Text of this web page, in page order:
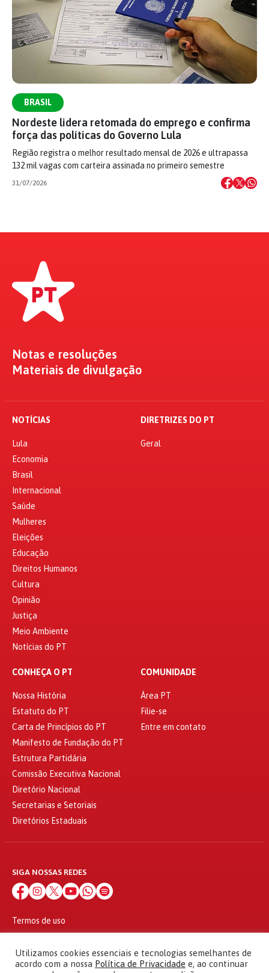
BRASIL
Nordeste lidera retomada do emprego e confirma
força das políticas do Governo Lula
Região registra o melhor resultado mensal de 2026 e ultrapassa
132 mil vagas com carteira assinada no primeiro semestre
31/07/2026
Notas e resoluções
Materiais de divulgação
NOTÍCIAS
Lula
Economia
Brasil
Internacional
Saúde
Mulheres
Eleições
Educação
Direitos Humanos
Cultura
Opinião
Justiça
Meio Ambiente
Notícias do PT
DIRETRIZES DO PT
Geral
CONHEÇA O PT
Nossa História
Estatuto do PT
Carta de Princípios do PT
Manifesto de Fundação do PT
Estrutura Partidária
Comissão Executiva Nacional
Diretório Nacional
Secretarias e Setoriais
Diretórios Estaduais
COMUNIDADE
Área PT
Filie-se
Entre em contato
SIGA NOSSAS REDES
Termos de uso
© 2010 - 2026
Partido dos Trabalhadores Todos os direitos reservados
Utilizamos cookies essenciais e tecnologias semelhantes de
acordo com a nossa Política de Privacidade e, ao continuar